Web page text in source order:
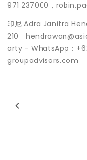
971 237000，
印尼 Adra Janitra
210，
arty - WhatsApp：
groupadvisors.com